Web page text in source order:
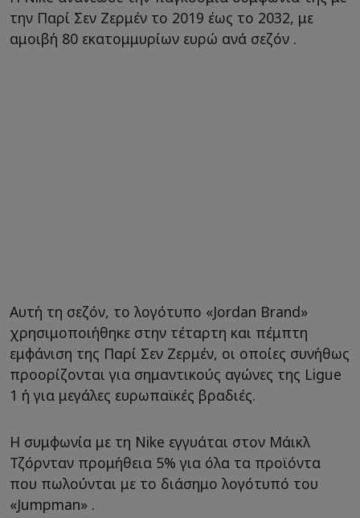
την Παρί Σεν Ζερμέν το 2019 έως το 2032, με
αμοιβή 80 εκατομμυρίων ευρώ ανά σεζόν .
Αυτή τη σεζόν, το λογότυπο «Jordan Brand»
χρησιμοποιήθηκε στην τέταρτη και πέμπτη
εμφάνιση της Παρί Σεν Ζερμέν, οι οποίες συνήθως
προορίζονται για σημαντικούς αγώνες της Ligue
1 ή για μεγάλες ευρωπαϊκές βραδιές.
Η συμφωνία με τη Nike εγγυάται στον Μάικλ
Τζόρνταν προμήθεια 5% για όλα τα προϊόντα
που πωλούνται με το διάσημο λογότυπό του
«Jumpman» .